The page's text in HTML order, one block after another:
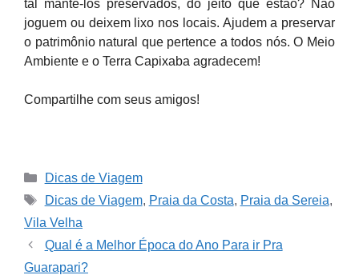
tal mantê-los preservados, do jeito que estão? Não
joguem ou deixem lixo nos locais. Ajudem a preservar
o patrimônio natural que pertence a todos nós. O Meio
Ambiente e o Terra Capixaba agradecem!
Compartilhe com seus amigos!
Categories
Dicas de Viagem
Tags
Dicas de Viagem, Praia da Costa, Praia da Sereia,
Vila Velha
Qual é a Melhor Época do Ano Para ir Pra
Guarapari?